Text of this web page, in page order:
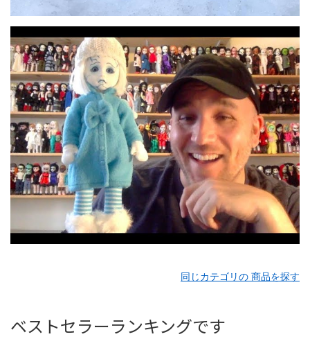
同じカテゴリの 商品を探す
ベストセラーランキングです